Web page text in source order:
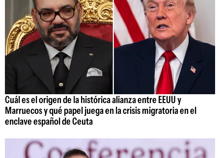
Cuál es el origen de la histórica alianza entre EEUU y
Marruecos y qué papel juega en la crisis migratoria en el
enclave español de Ceuta